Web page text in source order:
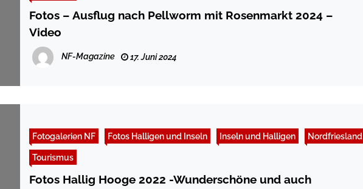
Fotos – Ausflug nach Pellworm mit Rosenmarkt 2024 –
Video
NF-Magazine 17. Juni 2024
Fotogalerien NF Fotos Halligen und Inseln Inseln und Halligen Nordfriesland
Tourismus
Fotos Hallig Hooge 2022 -Wunderschöne und auch